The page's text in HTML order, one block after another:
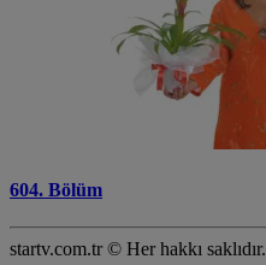
604. Bölüm
startv.com.tr © Her hakkı saklıdır.